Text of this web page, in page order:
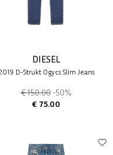
DIESEL
D-Strukt 0gycs Slim Jeans
€ 150.00 -50%
€ 75.00